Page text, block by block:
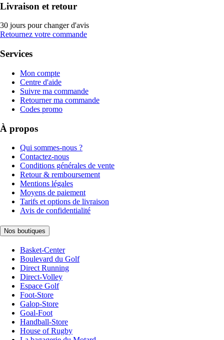
Livraison et retour
30 jours pour changer d'avis
Retournez votre commande
Services
Mon compte
Centre d'aide
Suivre ma commande
Retourner ma commande
Codes promo
À propos
Qui sommes-nous ?
Contactez-nous
Conditions générales de vente
Retour & remboursement
Mentions légales
Moyens de paiement
Tarifs et options de livraison
Avis de confidentialité
Nos boutiques
Basket-Center
Boulevard du Golf
Direct Running
Direct-Volley
Espace Golf
Foot-Store
Galop-Store
Goal-Foot
Handball-Store
House of Rugby